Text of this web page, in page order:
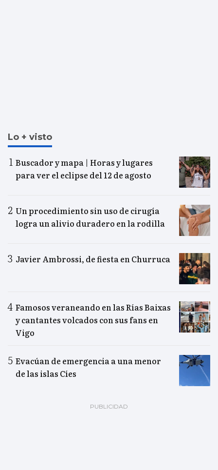
Lo + visto
Buscador y mapa | Horas y lugares
para ver el eclipse del 12 de agosto
Un procedimiento sin uso de cirugía
logra un alivio duradero en la rodilla
Javier Ambrossi, de fiesta en Churruca
Famosos veraneando en las Rías Baixas
y cantantes volcados con sus fans en
Vigo
Evacúan de emergencia a una menor
de las islas Cíes